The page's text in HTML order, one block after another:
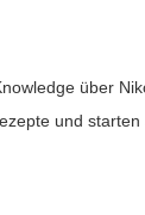
über
und starten